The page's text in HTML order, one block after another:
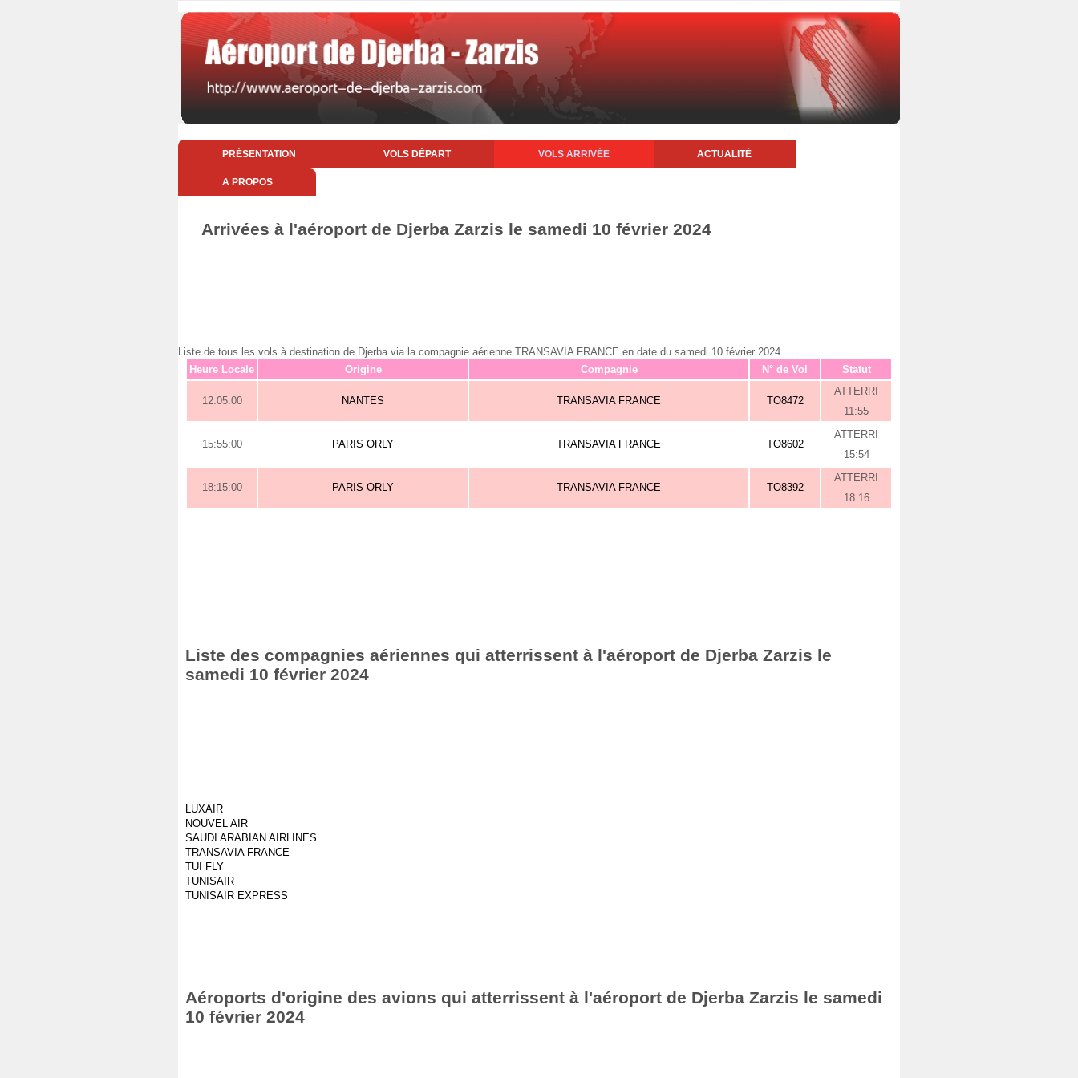
PRÉSENTATION VOLS DÉPART VOLS ARRIVÉE ACTUALITÉ
A PROPOS
Arrivées à l'aéroport de Djerba Zarzis le samedi 10 février 2024
Liste de tous les vols à destination de Djerba via la compagnie aérienne TRANSAVIA FRANCE en date du samedi 10 février 2024
Heure Locale
Origine Compagnie N° de Vol Statut
12:05:00 NANTES TRANSAVIA FRANCE TO8472
ATTERRI
11:55
15:55:00 PARIS ORLY TRANSAVIA FRANCE TO8602
ATTERRI
15:54
18:15:00 PARIS ORLY TRANSAVIA FRANCE TO8392
ATTERRI
18:16
Liste des compagnies aériennes qui atterrissent à l'aéroport de Djerba Zarzis le
samedi 10 février 2024
LUXAIR
NOUVEL AIR
SAUDI ARABIAN AIRLINES
TRANSAVIA FRANCE
TUI FLY
TUNISAIR
TUNISAIR EXPRESS
Aéroports d'origine des avions qui atterrissent à l'aéroport de Djerba Zarzis le samedi
10 février 2024